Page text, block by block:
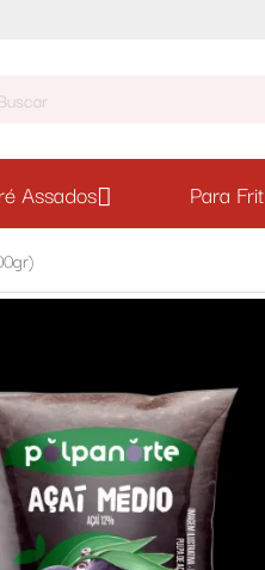
Assados Para